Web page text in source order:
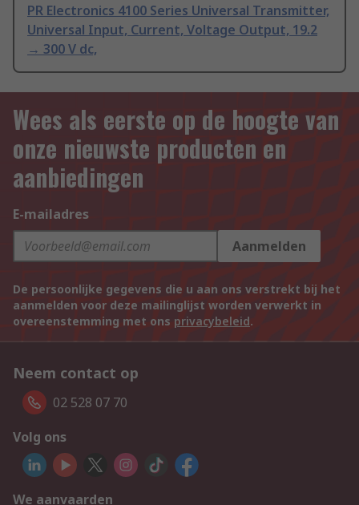
PR Electronics 4100 Series Universal Transmitter,
Universal Input, Current, Voltage Output, 19.2
→ 300 V dc,
Wees als eerste op de hoogte van
onze nieuwste producten en
aanbiedingen
E-mailadres
Aanmelden
De persoonlijke gegevens die u aan ons verstrekt bij het
aanmelden voor deze mailinglijst worden verwerkt in
overeenstemming met ons privacybeleid.
Neem contact op
02 528 07 70
Volg ons
We aanvaarden